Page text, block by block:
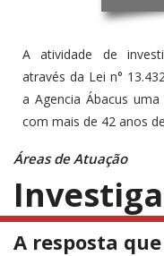
A atividade de
através da Lei n°
a Agencia Ábacus
com mais de 42 anos
Áreas de Atuação
A resposta